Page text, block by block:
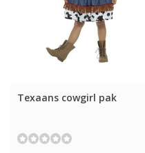
Texaans cowgirl pak